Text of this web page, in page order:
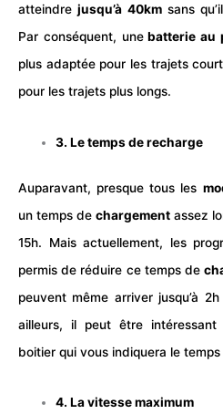
atteindrejusqu’à 40kmsans
Par conséquent, unebatterie au
plus adaptée pour les trajets
pour les trajets plus longs.
3. Le temps de recharge
Auparavant, presque tous les
un temps de chargement assez
15h. Mais actuellement, les
permis de réduire ce temps de
peuvent même arriver jusqu’à
ailleurs, il peut être
boitier qui vous indiquera le
4. La vitesse maximum